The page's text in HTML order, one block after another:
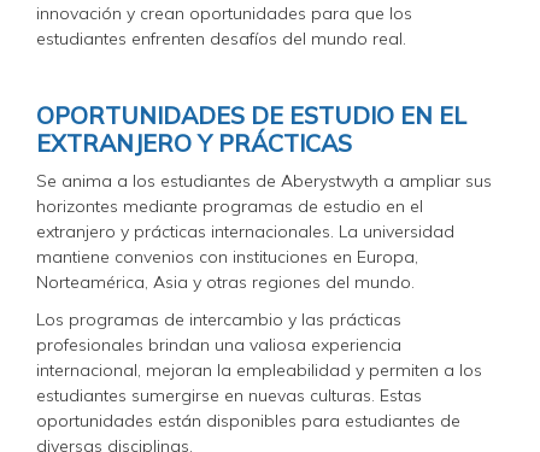
innovación y crean oportunidades para que los
estudiantes enfrenten desafíos del mundo real.
OPORTUNIDADES DE ESTUDIO EN EL
EXTRANJERO Y PRÁCTICAS
Se anima a los estudiantes de Aberystwyth a ampliar sus
horizontes mediante programas de estudio en el
extranjero y prácticas internacionales. La universidad
mantiene convenios con instituciones en Europa,
Norteamérica, Asia y otras regiones del mundo.
Los programas de intercambio y las prácticas
profesionales brindan una valiosa experiencia
internacional, mejoran la empleabilidad y permiten a los
estudiantes sumergirse en nuevas culturas. Estas
oportunidades están disponibles para estudiantes de
diversas disciplinas.